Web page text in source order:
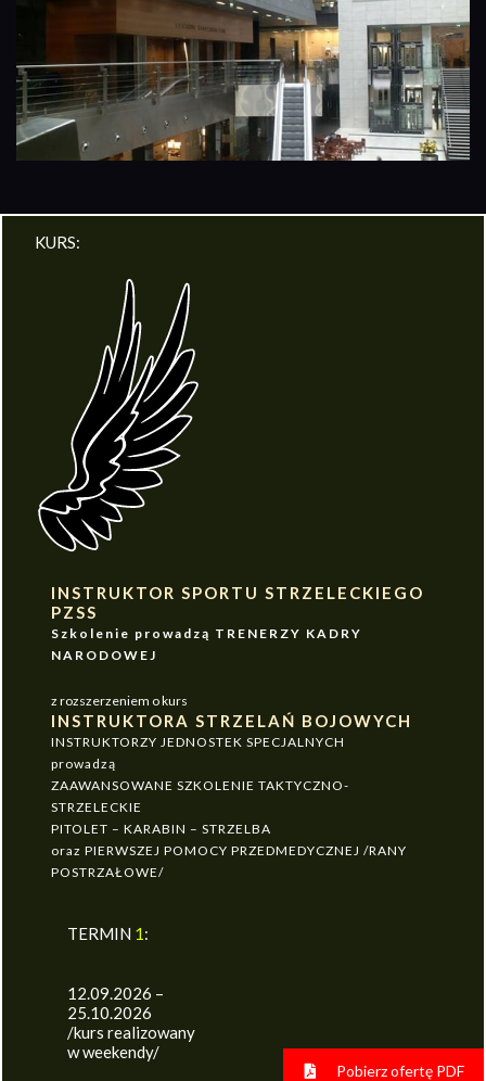
KURS:
INSTRUKTOR SPORTU STRZELECKIEGO
PZSS
Szkolenie prowadzą TRENERZY KADRY
NARODOWEJ
z rozszerzeniem o kurs
INSTRUKTORA STRZELAŃ BOJOWYCH
INSTRUKTORZY JEDNOSTEK SPECJALNYCH
prowadzą
ZAAWANSOWANE SZKOLENIE TAKTYCZNO-
STRZELECKIE
PITOLET – KARABIN – STRZELBA
oraz PIERWSZEJ POMOCY PRZEDMEDYCZNEJ /RANY
POSTRZAŁOWE/
TERMIN 1:
12.09.2026 –
25.10.2026
/kurs realizowany
w weekendy/
Pobierz ofertę PDF